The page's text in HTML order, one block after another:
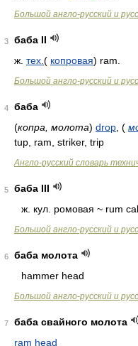
Большой англо-русский и
3
баба II
ж. тех. ( копровая) ram.
Большой англо-русский и
4
баба
(копра, молота) drop (
tup, ram, striker, trip
Англо-русский словарь
5
баба III
ж. кул. ромовая ~ rum
Большой англо-русский и
6
баба молота
hammer head
Большой англо-русский и
7
баба свайного молота
ram head